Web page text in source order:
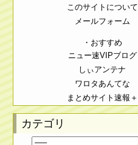
このサイトについて
メールフォーム
・おすすめ
ニュー速VIPブログ
しぃアンテナ
ワロタあんてな
まとめサイト速報＋
カテゴリ